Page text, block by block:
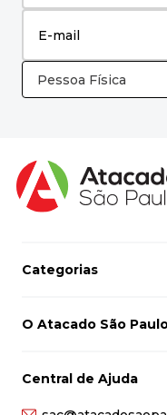
Pessoa Física
Categorias
O Atacado São
Central de Ajuda